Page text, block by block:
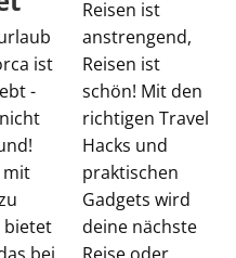
ist
-
mit
bietet
Reisen ist
anstrengend,
Reisen ist
schön! Mit den
richtigen Travel
Hacks und
praktischen
Gadgets wird
deine nächste